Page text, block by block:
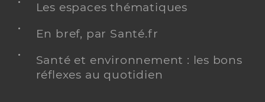
Les espaces thématiques
En bref, par Santé.fr
Santé et environnement : les bons
réflexes au quotidien